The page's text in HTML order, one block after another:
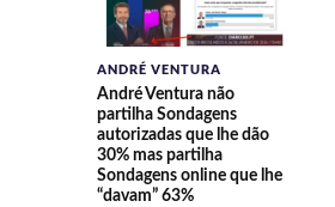
ANDRÉ VENTURA
André Ventura não
partilha Sondagens
autorizadas que lhe dão
30% mas partilha
Sondagens online que lhe
“davam” 63%